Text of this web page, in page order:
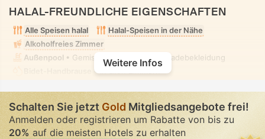
HALAL-FREUNDLICHE EIGENSCHAFTEN
Alle Speisen halal
Halal-Speisen in der Nähe
Alkoholfreies Zimmer
Außenpool • Gemischt • Bescheidene Badebekleidung
• In allen Zimmern
Weitere Infos
Schalten Sie jetztGold Mitgliedsangebote frei!
Anmelden oder registrieren um Rabatte von bis zu
20%auf die meisten Hotels zu erhalten